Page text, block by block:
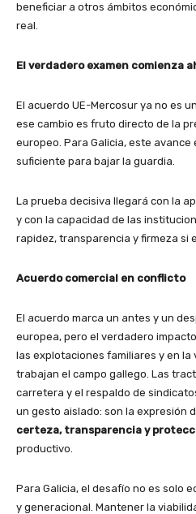
beneficiar a otros ámbitos
real.
El verdadero examen comienza
El acuerdo UE-Mercosur ya no es
ese cambio es fruto directo de la
europeo. Para Galicia, este avance
suficiente para bajar la guardia.
La prueba decisiva llegará con la
y con la capacidad de las
rapidez, transparencia y firmeza si
Acuerdo comercial en conflicto
El acuerdo marca un antes y un
europea, pero el verdadero
las explotaciones familiares y en la
trabajan el campo gallego. Las
carretera y el respaldo de
un gesto aislado: son la expresión
certeza, transparencia y
productivo.
Para Galicia, el desafío no es solo
y generacional. Mantener la